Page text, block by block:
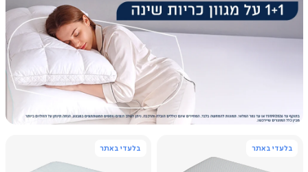
משולב
בלעדי באתר בלעדי באתר